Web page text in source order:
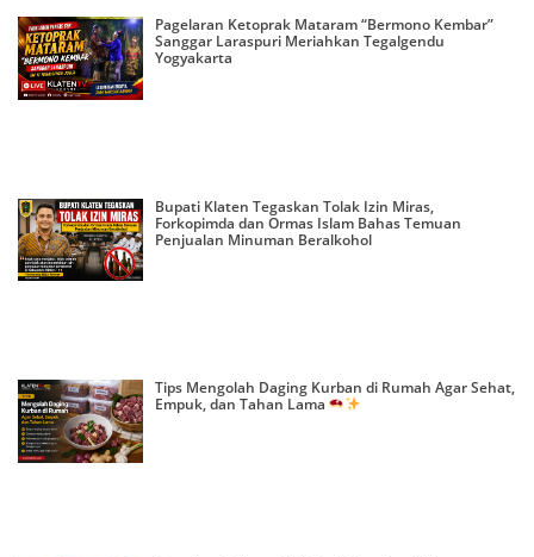
Pagelaran Ketoprak Mataram “Bermono Kembar”
Sanggar Laraspuri Meriahkan Tegalgendu
Yogyakarta
Bupati Klaten Tegaskan Tolak Izin Miras,
Forkopimda dan Ormas Islam Bahas Temuan
Penjualan Minuman Beralkohol
Tips Mengolah Daging Kurban di Rumah Agar Sehat,
Empuk, dan Tahan Lama